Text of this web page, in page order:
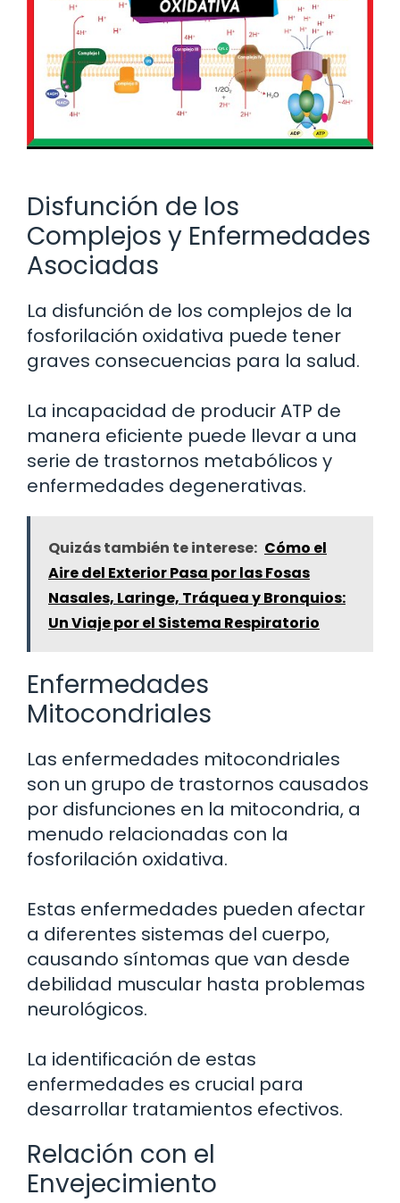
Disfunción de los
Complejos y Enfermedades
Asociadas
La disfunción de los complejos de la
fosforilación oxidativa puede tener
graves consecuencias para la salud.
La incapacidad de producir ATP de
manera eficiente puede llevar a una
serie de trastornos metabólicos y
enfermedades degenerativas.
Quizás también te interese: Cómo el
Aire del Exterior Pasa por las Fosas
Nasales, Laringe, Tráquea y Bronquios:
Un Viaje por el Sistema Respiratorio
Enfermedades
Mitocondriales
Las enfermedades mitocondriales
son un grupo de trastornos causados
por disfunciones en la mitocondria, a
menudo relacionadas con la
fosforilación oxidativa.
Estas enfermedades pueden afectar
a diferentes sistemas del cuerpo,
causando síntomas que van desde
debilidad muscular hasta problemas
neurológicos.
La identificación de estas
enfermedades es crucial para
desarrollar tratamientos efectivos.
Relación con el
Envejecimiento